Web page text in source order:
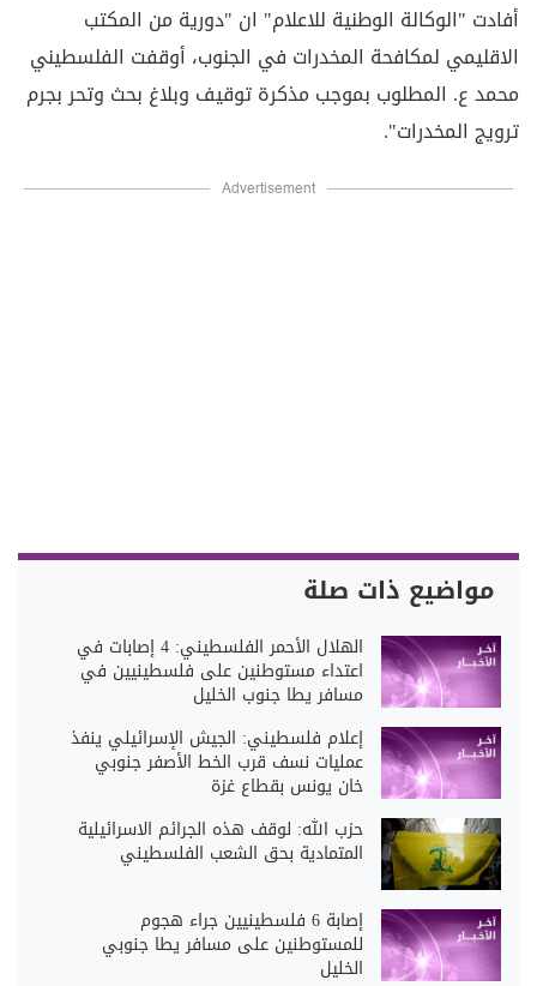
أفادت "الوكالة الوطنية للاعلام" ان "دورية من المكتب
الاقليمي لمكافحة المخدرات في الجنوب، أوقفت الفلسطيني
محمد ع. المطلوب بموجب مذكرة توقيف وبلاغ بحث وتحر بجرم
ترويج المخدرات".
Advertisement
مواضيع ذات صلة
الهلال الأحمر الفلسطيني: 4 إصابات في
اعتداء مستوطنين على فلسطينيين في
مسافر يطا جنوب الخليل
إعلام فلسطيني: الجيش الإسرائيلي ينفذ
عمليات نسف قرب الخط الأصفر جنوبي
خان يونس بقطاع غزة
حزب الله: لوقف هذه الجرائم الاسرائيلية
المتمادية بحق الشعب الفلسطيني
إصابة 6 فلسطينيين جراء هجوم
للمستوطنين على مسافر يطا جنوبي
الخليل